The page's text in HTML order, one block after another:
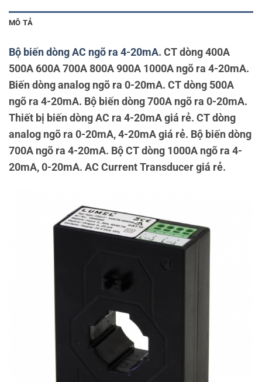
MÔ TẢ
Bộ biến dòng AC ngõ ra 4-20mA. CT dòng 400A
500A 600A 700A 800A 900A 1000A ngõ ra 4-20mA.
Biến dòng analog ngõ ra 0-20mA. CT dòng 500A
ngõ ra 4-20mA. Bộ biến dòng 700A ngõ ra 0-20mA.
Thiết bị biến dòng AC ra 4-20mA giá rẻ. CT dòng
analog ngõ ra 0-20mA, 4-20mA giá rẻ. Bộ biến dòng
700A ngõ ra 4-20mA. Bộ CT dòng 1000A ngõ ra 4-
20mA, 0-20mA. AC Current Transducer giá rẻ.